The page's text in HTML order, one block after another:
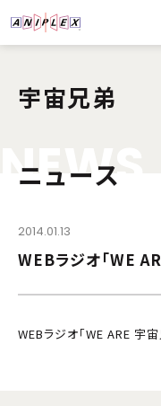
宇宙兄弟
NEWS
ニュース
2014.01.13
WEBラジオ「WE
WEBラジオ「WE ARE 宇